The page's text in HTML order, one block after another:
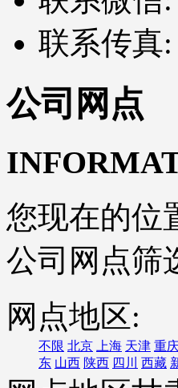
联系传真:
公司网点
您现在的位
公司网点筛
网点地区:
不限 北京 上海 天津 重
东 山西 陕西 四川 西藏